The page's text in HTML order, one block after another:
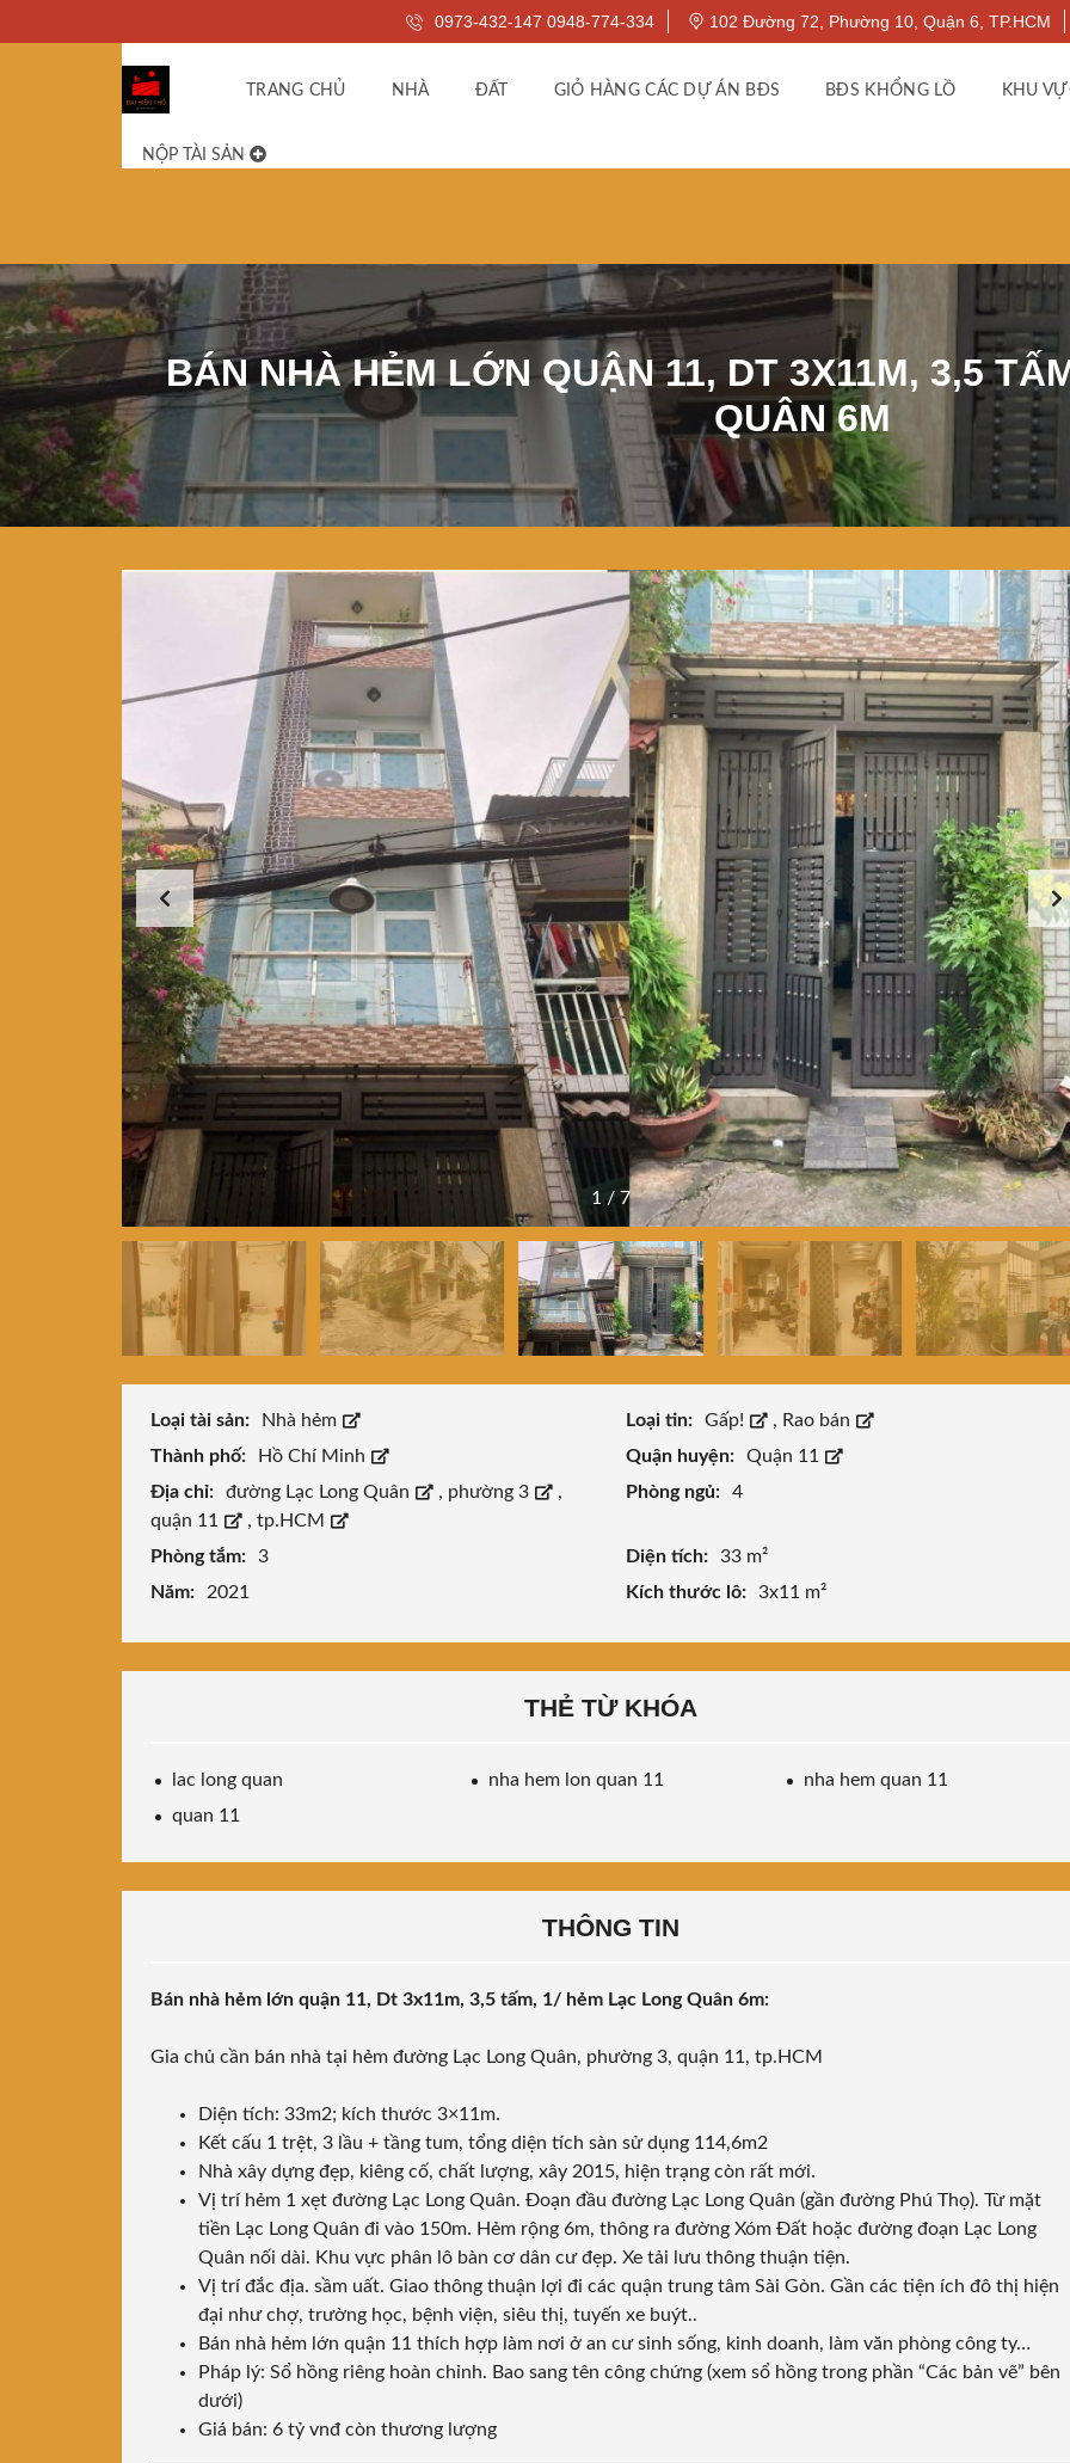
0973-432-147 0948-774-334 102 Đường 72, Phường 10, Quận 6, TP.HCM
TRANG CHỦ NHÀ ĐẤT GIỎ HÀNG CÁC DỰ ÁN BĐS BĐS KHỔNG LỒ KHU
NỘP TÀI SẢN
BÁN NHÀ HẺM LỚN QUẬN 11, DT 3X11M, 3,5
QUÂN 6M
1 /7
Loại tài sản: Nhà hẻm Loại tin: Gấp! , Rao bán
Thành phố:
Hồ Chí Minh Quận huyện:
Quận 11
Địa chỉ:
đường Lạc Long Quân , phường 3
,
quận 11
, tp.HCM
Phòng ngủ: 4
Phòng tắm: 3 Diện tích:
33 m²
Năm:
2021 Kích thước lô: 3x11 m²
THẺ TỪ KHÓA
lac long quan nha hem lon quan 11
nha hem quan 11
quan 11
THÔNG TIN
Bán nhà hẻm lớn quận 11, Dt 3x11m, 3,5 tấm, 1/ hẻm Lạc Long Quân 6m:
Gia chủ cần bán nhà tại hẻm đường Lạc Long Quân, phường 3, quận 11, tp.HCM
Diện tích: 33m2; kích thước 3×11m.
Kết cấu 1 trệt, 3 lầu + tầng tum, tổng diện tích sàn sử dụng 114,6m2
Nhà xây dựng đẹp, kiêng cố, chất lượng, xây 2015, hiện trạng còn rất mới.
Vị trí hẻm 1 xẹt đường Lạc Long Quân. Đoạn đầu đường Lạc Long Quân (gần đường Phú Thọ). Từ mặt
tiền Lạc Long Quân đi vào 150m. Hẻm rộng 6m, thông ra đường Xóm Đất hoặc đường đoạn Lạc Long
Quân nối dài. Khu vực phân lô bàn cơ dân cư đẹp. Xe tải lưu thông thuận tiện.
Vị trí đắc địa. sầm uất. Giao thông thuận lợi đi các quận trung tâm Sài Gòn. Gần các tiện ích đô thị hiện
đại như chợ, trường học, bệnh viện, siêu thị, tuyến xe buýt..
Bán nhà hẻm lớn quận 11 thích hợp làm nơi ở an cư sinh sống, kinh doanh, làm văn phòng công ty…
Pháp lý: Sổ hồng riêng hoàn chỉnh. Bao sang tên công chứng (xem sổ hồng trong phần “Các bản vẽ” bên
dưới)
Giá bán: 6 tỷ vnđ còn thương lượng